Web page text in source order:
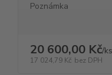
Poznámka
20 600,00 Kč/ks
17 024,79 Kč bez DPH